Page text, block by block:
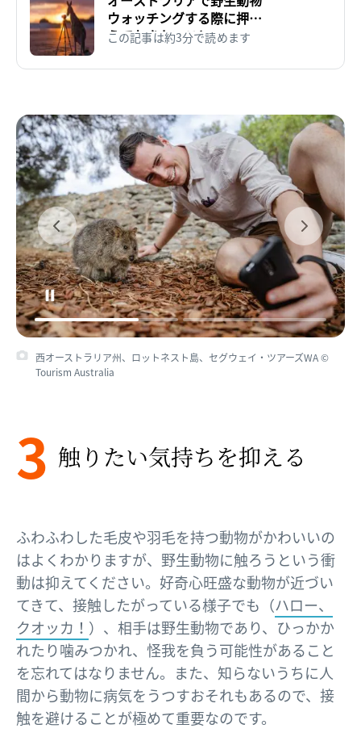
ウォッチングする際に押さ
えておきたいこと
この記事は約3分で読めます
西オーストラリア州、ロットネスト島、セグウェイ・ツアーズWA ©
Tourism Australia
3 触りたい​気持ちを​抑える​
ふわふわした毛皮や羽毛を持つ動物がかわいいの
はよくわかりますが、野生動物に触ろうという衝
動は抑えてください。好奇心旺盛な動物が近づい
てきて、接触したがっている様子でも（ハロー、
クオッカ！ ）、相手は野生動物であり、ひっかか
れたり噛みつかれ、怪我を負う可能性があること
を忘れてはなりません。また、知らないうちに人
間から動物に病気をうつすおそれもあるので、接
触を避けることが極めて重要なのです。